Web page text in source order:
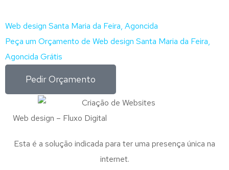
Web design Santa Maria da Feira, Agoncida
Peça um Orçamento de Web design Santa Maria da Feira,
Agoncida Grátis
Pedir Orçamento
Web design – Fluxo Digital
Esta é a solução indicada para ter uma presença única na
internet.